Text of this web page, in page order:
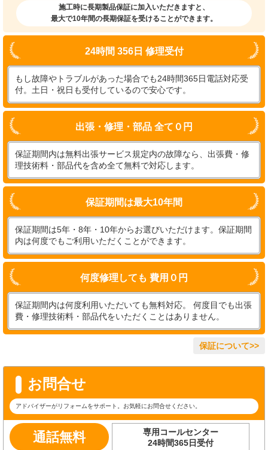
施工時に長期製品保証に加入いただきますと、
最大で10年間の長期保証を受けることができます。
24時間 356日 修理受付
もし故障やトラブルがあった場合でも24時間365日電話対応受
付。土日・祝日も受付しているので安心です。
出張・修理・部品 全て０円
保証期間内は無料出張サービス規定内の故障なら、出張費・修
理技術料・部品代を含め全て無料で対応します。
保証期間は最大10年間
保証期間は5年・8年・10年からお選びいただけます。保証期間
内は何度でもご利用いただくことができます。
何度修理しても 費用０円
保証期間内は何度利用いただいても無料対応。 何度目でも出張
費・修理技術料・部品代をいただくことはありません。
保証について>>
お問合せ
アドバイザーがリフォームをサポート。お気軽にお問合せください。
通話無料
専用コールセンター
24時間365日受付